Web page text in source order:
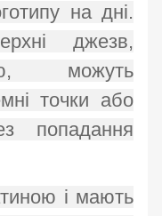
на дні.
джезв,
можуть
точки або
попадання
і мають